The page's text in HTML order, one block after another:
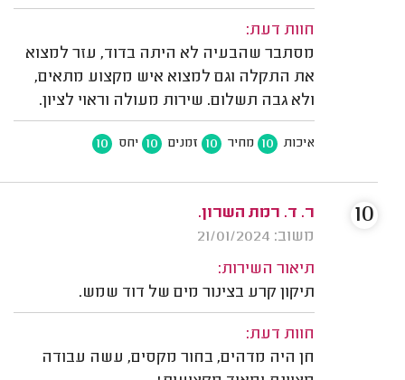
חוות דעת:
מסתבר שהבעיה לא היתה בדוד, עזר למצוא
את התקלה וגם למצוא איש מקצוע מתאים,
ולא גבה תשלום. שירות מעולה וראוי לציון.
איכות 10 מחיר 10 זמנים 10 יחס 10
ר. ד. רמת השרון.
משוב: 21/01/2024
תיאור השירות:
תיקון קרע בצינור מים של דוד שמש.
חוות דעת:
חן היה מדהים, בחור מקסים, עשה עבודה
10